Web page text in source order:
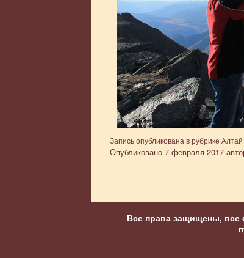
Запись опубликована в рубрике Алтай
Опубликовано 7 февраля 2017
Все права защищены, все